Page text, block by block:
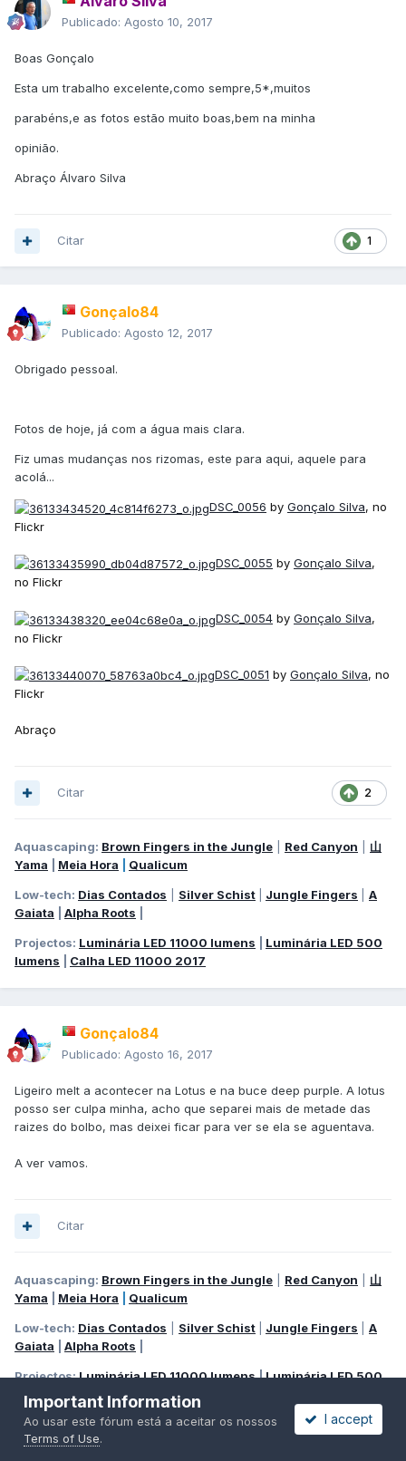
Publicado: Agosto 10, 2017
Boas Gonçalo
Esta um trabalho excelente,como sempre,5*,muitos
parabéns,e as fotos estão muito boas,bem na minha
opinião.
Abraço Álvaro Silva
1
Citar
Gonçalo84
Publicado: Agosto 12, 2017
Obrigado pessoal.
Fotos de hoje, já com a água mais clara.
Fiz umas mudanças nos rizomas, este para aqui, aquele para
acolá...
DSC_0056 by Gonçalo Silva, no
Flickr
DSC_0055 by Gonçalo Silva,
no Flickr
DSC_0054 by Gonçalo Silva,
no Flickr
DSC_0051 by Gonçalo Silva, no
Flickr
Abraço
2
Citar
Aquascaping: Brown Fingers in the Jungle Red Canyon
山
Yama
Meia Hora Qualicum
Low-tech: Dias Contados Silver Schist Jungle Fingers
A
Gaiata
Alpha Roots
Projectos: Luminária LED 11000 lumens
Luminária LED 500
lumens
Calha LED 11000 2017
Gonçalo84
Publicado: Agosto 16, 2017
Ligeiro melt a acontecer na Lotus e na buce deep purple. A lotus
posso ser culpa minha, acho que separei mais de metade das
raizes do bolbo, mas deixei ficar para ver se ela se aguentava.
A ver vamos.
Citar
Aquascaping: Brown Fingers in the Jungle Red Canyon
山
Yama
Meia Hora Qualicum
Low-tech: Dias Contados Silver Schist Jungle Fingers
A
Gaiata
Alpha Roots
Projectos:Luminária LED 11000 lumens|Luminária LED 500
lumens
Calha LED 11000 2017
Important Information
Ao usar este fórum está a aceitar os nossos
Terms of Use.
I accept